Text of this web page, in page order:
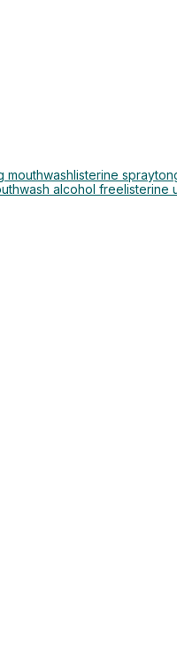
mouthwashlisterine spray
alcohol freelisterine